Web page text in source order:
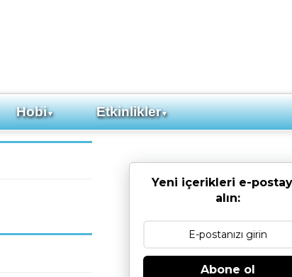
Hobi▼ Etkinlikler▼
Yeni içerikleri e-
alın:
Abone ol